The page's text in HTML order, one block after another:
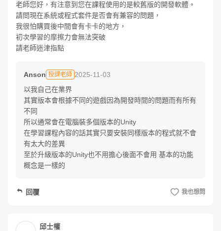
在課程前你可能已經製作或是擁有想要的人物、怪獸的 3D
模型（即使沒有也無訪），那麼如何把它們快速製作出流暢
又合宜的動畫呢？在課程中會介紹其他軟體，有效且方便的
製作出喜歡的動作系統，並導入 Unity 中做使用，並透過狀
Animator 動畫流程設計
上手 Animator 更進階用法，在 2D 遊戲中，設計動畫只需
器，讓人物在 3D 空間中的移動控制更加細緻化。而動畫之
老師您好，有注意到您在課程使用的是較舊版的開發軟體。
請問現在系統或程式套件是否會有兼容的問題，
我很怕購買後中間會有卡卡的地方，
初次學習的摩擦力會無法突破
請老師迷津指點
Anson 授課老師 2025-11-03
以我自己在業界
其實版本會根據不同的遊戲因為開發時間的問題而有所有
不同
所以通常會在電腦裝多個版本的Unity
在學習課程內容的話其實只要安裝同樣版本的程式就不會
有太大的差異
至於升級版本的Unity也不用擔心後面不會用 基本的功能
概念是一樣的
回覆 我也想問
邱士權